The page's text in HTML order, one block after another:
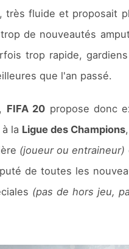
, très fluide et proposait
de nouveautés
trop rapide,
que l'an passé.
FIFA 20 propose donc
la Ligue des Champions
(joueur ou entraineur)
de toutes les
(pas de hors jeu,